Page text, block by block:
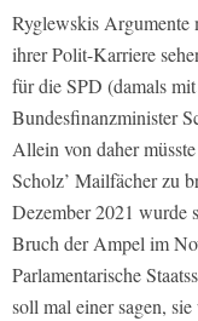
Ryglewskis Argumente
ihrer Polit-Karriere
für die SPD (damals
Bundesfinanzminister
Allein von daher
Scholz’ Mailfächer zu
Dezember 2021 wurde
Bruch der Ampel im
Parlamentarische
soll mal einer sagen,